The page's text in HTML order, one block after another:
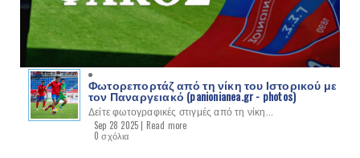
Φωτορεπορτάζ από τη νίκη του Ιστορικού με
τον Παναργειακό (panionianea.gr - photos)
Δείτε φωτογραφικές στιγμές από τη νίκη...
Sep 28 2025 | Read more
0 σχόλια